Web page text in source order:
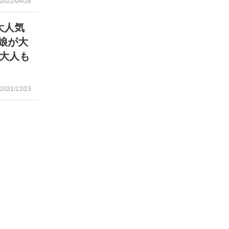
人気
が大
人も
2021/12/23